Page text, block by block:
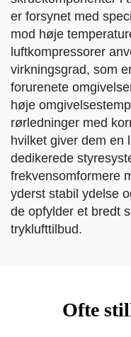
er forsynet med
mod høje
luftkompressorer
virkningsgrad, som
forurenete
høje
rørledninger med
hvilket giver dem en
dedikerede
frekvensomformere
yderst stabil ydelse
de opfylder et bredt
tryklufttilbud.
Ofte